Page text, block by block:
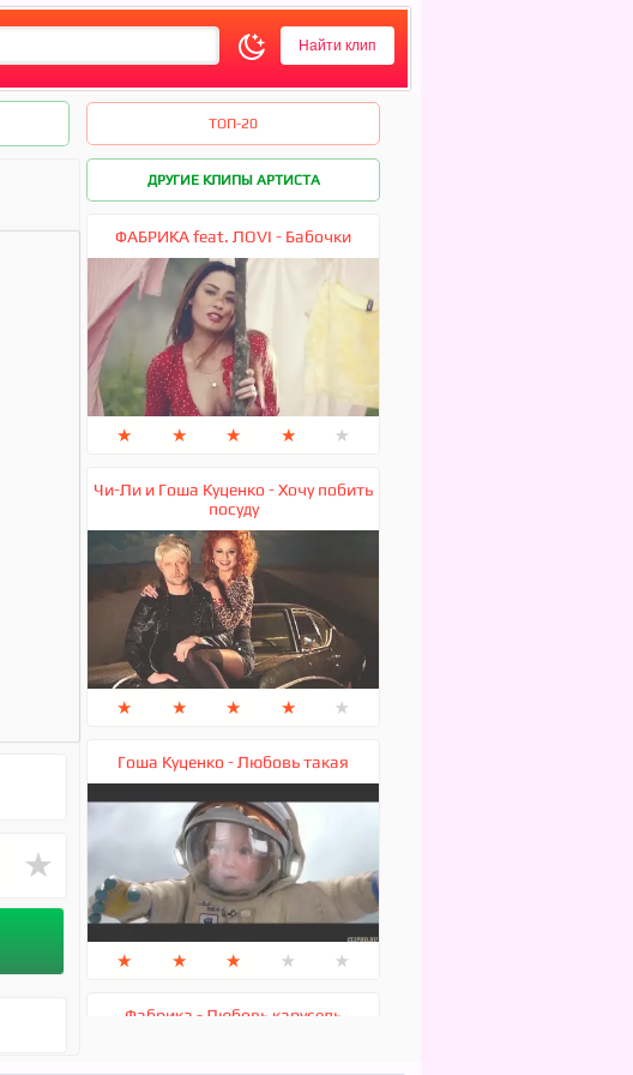
ТОП-20
★
ДРУГИЕ КЛИПЫ АРТИСТА
ФАБРИКА feat. ЛОVI - Бабочки
★ ★ ★ ★ ★
Чи-Ли и Гоша Куценко - Хочу побить
посуду
★ ★ ★ ★ ★
Гоша Куценко - Любовь такая
★ ★ ★ ★ ★
Фабрика - Любовь карусель